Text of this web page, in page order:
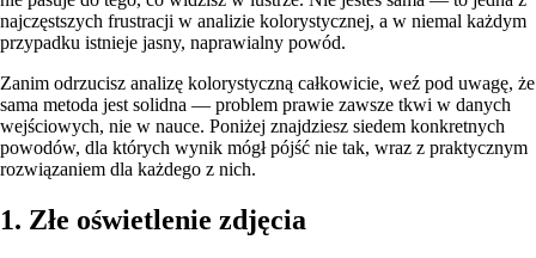
najczęstszych frustracji w analizie kolorystycznej, a w niemal każdym
przypadku istnieje jasny, naprawialny powód.
Zanim odrzucisz analizę kolorystyczną całkowicie, weź pod uwagę, że
sama metoda jest solidna — problem prawie zawsze tkwi w danych
wejściowych, nie w nauce. Poniżej znajdziesz siedem konkretnych
powodów, dla których wynik mógł pójść nie tak, wraz z praktycznym
rozwiązaniem dla każdego z nich.
1. Złe oświetlenie zdjęcia